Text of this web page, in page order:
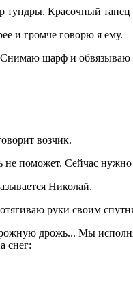
тундры. Красочный
и громче говорю я ему.
шарф и обвязываю
возчик.
поможет. Сейчас нужно
Николай.
руки своим
дрожь... Мы
снег: